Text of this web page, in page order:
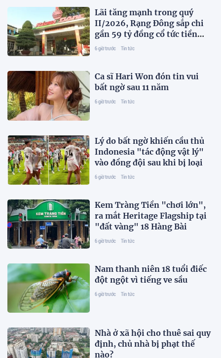
Lãi tăng mạnh trong quý
II/2026, Rạng Đông sắp chi
gần 59 tỷ đồng cổ tức tiền
mặt
6 giờ trước Tin tức
Ca sĩ Hari Won đón tin vui
bất ngờ sau 11 năm
6 giờ trước Tin tức
Lý do bất ngờ khiến cầu thủ
Indonesia "tác động vật lý"
vào đồng đội sau khi bị loại
6 giờ trước Tin tức
Kem Tràng Tiền "chơi lớn",
ra mắt Heritage Flagship tại
"đất vàng" 18 Hàng Bài
6 giờ trước Tin tức
Nam thanh niên 18 tuổi điếc
đột ngột vì tiếng ve sầu
6 giờ trước Tin tức
Nhà ở xã hội cho thuê sai quy
định, chủ nhà bị phạt thế
nào?